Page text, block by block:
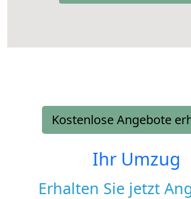
Kostenlose Angebote
Ihr Umzug
Erhalten Sie jetzt